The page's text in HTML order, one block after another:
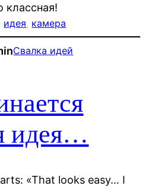
классная!
идея, камера
Свалка идей
идея…
«That looks easy… I